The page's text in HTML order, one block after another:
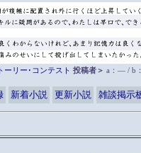
ーリー･コンテスト 投稿者＞ a：― / b
新着小説 更新小説 雑談掲示